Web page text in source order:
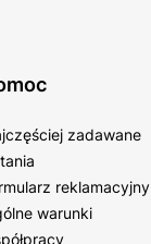
zadawane
reklamacyjny
warunki